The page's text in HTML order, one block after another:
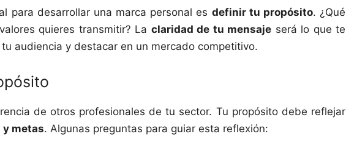
para desarrollar una marca personal es definir tu propósito. ¿Qué
quieres transmitir? La claridad de tu mensaje será lo que te
audiencia y destacar en un mercado competitivo.
de otros profesionales de tu sector. Tu propósito debe reflejar
y metas. Algunas preguntas para guiar esta reflexión: